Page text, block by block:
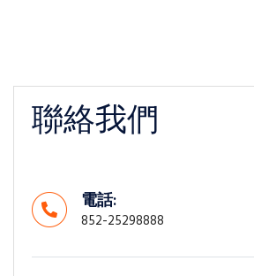
聯絡我們
電話:
852-25298888